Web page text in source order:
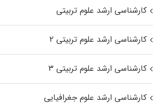
کارشناسی ارشد علوم تربیتی
کارشناسی ارشد علوم تربیتی ۲
کارشناسی ارشد علوم تربیتی ۳
کارشناسی ارشد علوم جغرافیایی